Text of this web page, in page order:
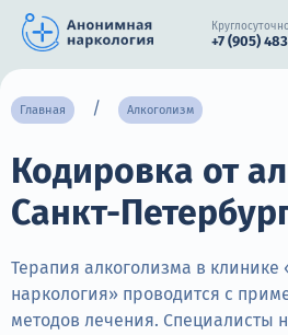
+7 (905)
О нас
Наркомания
Нарколог
Главная Алкоголизм
Кодировка от
Санкт-
Терапия алкоголизма в клинике
наркология» проводится с
методов лечения. Специалисты